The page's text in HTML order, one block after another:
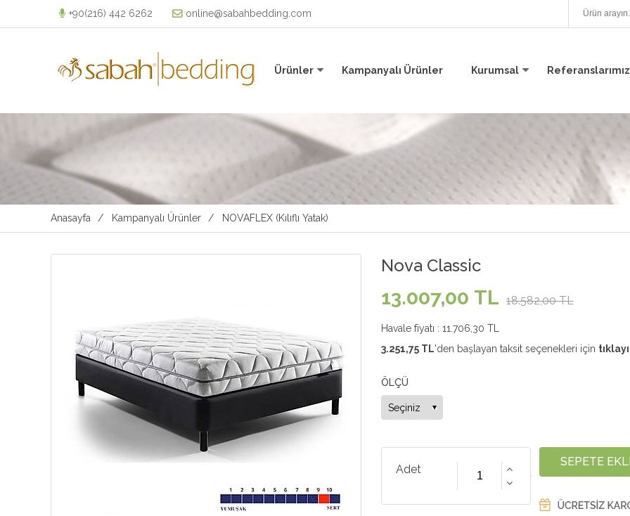
+90(216) 442 6262 online@sabahbedding.com
Ürünler Kampanyalı Ürünler Kurumsal Referanslarımız
Anasayfa Kampanyalı Ürünler NOVAFLEX (Kılıflı Yatak)
Nova Classic
13.007,00 TL 18.582,00 TL
Havale fiyatı : 11.706,30 TL
3.251,75 TL'den başlayan taksit seçenekleri için
ÖLÇÜ
Adet